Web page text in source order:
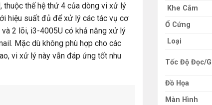
thế hệ thứ 4 của dòng vi xử lý
hiệu suất đủ để xử lý các tác vụ cơ
2 lõi, i3-4005U có khả năng xử lý
Mặc dù không phù hợp cho các
vi xử lý này vẫn đáp ứng tốt nhu
Khe Cắm
Ổ Cứng
Loại
Tốc Độ Đọc/
Đồ Họa
Màn Hình